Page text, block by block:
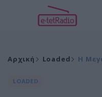
Αρχική Loaded Η
LOADED